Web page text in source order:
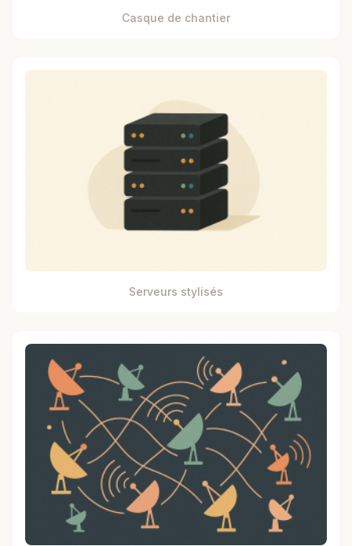
Casque de chantier
Serveurs stylisés